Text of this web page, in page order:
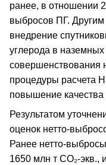
ранее, в отношении
выбросов ПГ.
внедрение
углерода в
совершенствования
процедуры расчета
повышение
Результатом
оценок нетто-
Ранее нетто-
1650 млн т СО₂-экв.,